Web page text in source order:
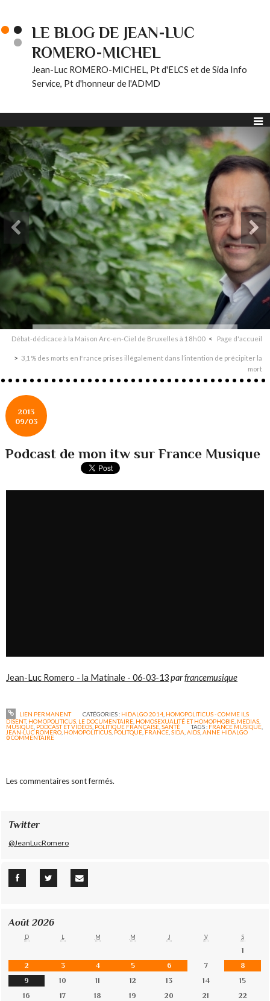
LE BLOG DE JEAN-LUC
ROMERO-MICHEL
Jean-Luc ROMERO-MICHEL, Pt d'ELCS et de Sida Info
Service, Pt d'honneur de l'ADMD
Débat-dédicace à la Maison Arc-en-Ciel de Bruxelles à 18h00 Page d'accueil
3,1% des morts en France prises illégalement dans l’intention de précipiter la
mort
2013
09/03
Podcast de mon itw sur France Musique
Jean-Luc Romero - la Matinale - 06-03-13parfrancemusique
LIEN PERMANENT CATÉGORIES : HIDALGO 2014, HOMOPOLITICUS - COMME ILS
DISENT, HOMOPOLITICUS, LE DOCUMENTAIRE HOMOSEXUALITÉ ET HOMOPHOBIE MEDIAS
MUSIQUE PODCAST ET VIDEOS POLITIQUE FRANÇAISE ,SANTÉ TAGS : FRANCE MUSIQUE
JEAN-LUC ROMERO HOMOPOLITICUS POLITQUE ,FRANCE ,SIDA ,AIDS ,ANNE HIDALGO
0COMMENTAIRE
Les commentaires sont fermés.
Twitter
@JeanLucRomero
Août 2026
D L M M J V S
1
2
3 4 5 6 7
8
9
10 11 12 13 14
15
16
17 18 19 20 21
22